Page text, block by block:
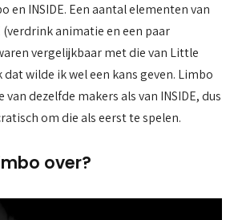
en INSIDE. Een aantal elementen van
(verdrink animatie en een paar
vergelijkbaar met die van Little
wilde ik wel een kans geven. Limbo
van dezelfde makers als van INSIDE, dus
om die als eerst te spelen.
over?